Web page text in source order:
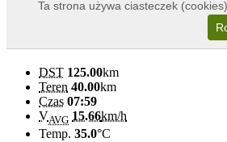
DST 125.00km
Teren 40.00km
Czas 07:59
VAVG 15.66km/h
Temp. 35.0°C